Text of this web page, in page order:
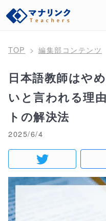
TOP 編集部コンテンツ
日本語教師はや
いと言われる理
トの解決法
2025/6/4